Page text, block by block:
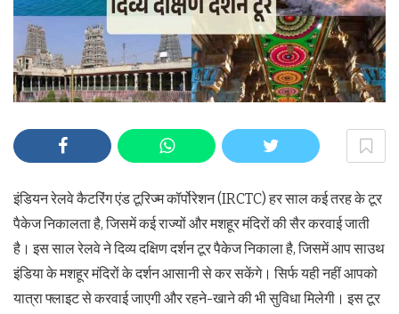
इंडियन रेलवे कैटरिंग एंड टूरिज्म कॉर्पोरेशन (IRCTC) हर साल कई तरह के टूर
पैकेज निकालता है, जिसमें कई राज्यों और मशहूर मंदिरों की सैर करवाई जाती
है। इस साल रेलवे ने दिव्य दक्षिण दर्शन टूर पैकेज निकाला है, जिसमें आप साउथ
इंडिया के मशहूर मंदिरों के दर्शन आसानी से कर सकेंगे। सिर्फ यही नहीं आपको
यात्रा फ्लाइट से करवाई जाएगी और रहने-खाने की भी सुविधा मिलेगी। इस टूर